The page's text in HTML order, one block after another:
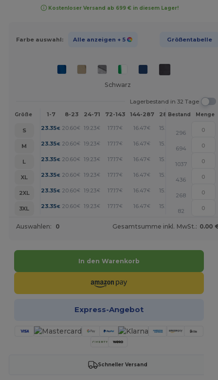
Kostenloser Versand ab 699 € in diesem Lager!
Farbe auswahl: Alle anzeigen + 5 Größentabelle
Schwarz
Lagerbestand in 32 Tage
Größe 1-7 8-23 24-71 72-143 144-287 288 + Mehr
Bestand Menge
S 23.35€ 20.60€ 19.23€ 17.17€ 16.47€ 15.79
296
M
23.35€ 20.60€ 19.23€ 17.17€ 16.47€ 15.79
694
L
23.35€ 20.60€ 19.23€ 17.17€ 16.47€ 15.79 +
1037
XL
23.35€ 20.60€ 19.23€ 17.17€ 16.47€ 15.79
436
2XL
23.35€ 20.60€ 19.23€ 17.17€ 16.47€ 15.79 +
268
3XL
23.35€ 20.60€ 19.23€ 17.17€ 16.47€ 15.79
82
Auswahlen: 0 Gesamtsumme inkl. MwSt.: 0.00
In den Warenkorb
Express-Angebot
Schneller Versand